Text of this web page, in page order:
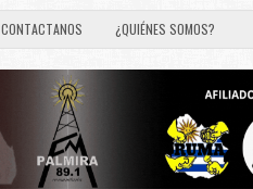
CONTACTANOS ¿QUIÉNES SOMOS?